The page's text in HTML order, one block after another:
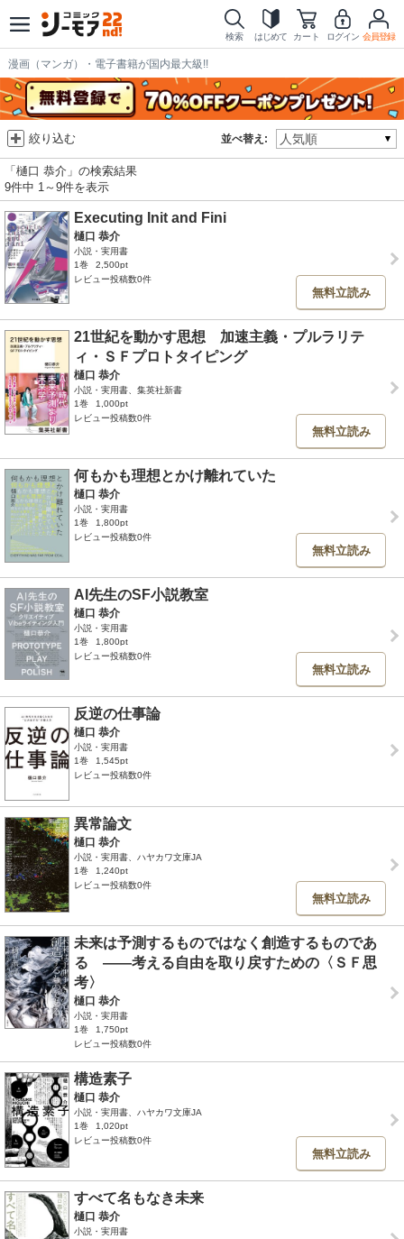
検索 はじめて カート ログイン 会員登録
漫画（マンガ）・電子書籍が国内最大級!!
並べ替え:
絞り込む
「樋口 恭介」の検索結果
9件中 1～9件を表示
Executing Init and Fini
樋口 恭介
小説・実用書
1巻
2,500pt
レビュー投稿数0件
無料立読み
21世紀を動かす思想 加速主義・プルラリテ
ィ・ＳＦプロトタイピング
樋口 恭介
小説・実用書、集英社新書
1巻
1,000pt
レビュー投稿数0件
無料立読み
何もかも理想とかけ離れていた
樋口 恭介
小説・実用書
1巻
1,800pt
レビュー投稿数0件
無料立読み
AI先生のSF小説教室
樋口 恭介
小説・実用書
1巻
1,800pt
レビュー投稿数0件
無料立読み
反逆の仕事論
樋口 恭介
小説・実用書
1巻
1,545pt
レビュー投稿数0件
異常論文
樋口 恭介
小説・実用書、ハヤカワ文庫JA
1巻
1,240pt
レビュー投稿数0件
無料立読み
未来は予測するものではなく創造するものであ
る ――考える自由を取り戻すための〈ＳＦ思
考〉
樋口 恭介
小説・実用書
1巻
1,750pt
レビュー投稿数0件
構造素子
樋口 恭介
小説・実用書、ハヤカワ文庫JA
1巻
1,020pt
レビュー投稿数0件
無料立読み
すべて名もなき未来
樋口 恭介
小説・実用書